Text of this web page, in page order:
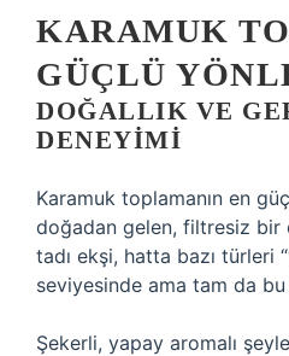
KARAMUK
GÜÇLÜ
DOĞALLIK VE
DENEYIMI
Karamuk toplamanın en
doğadan gelen, filtresiz bir
tadı ekşi, hatta bazı türleri
seviyesinde ama tam da
Şekerli, yapay aromalı